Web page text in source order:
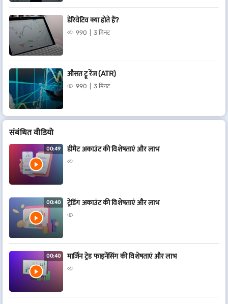
डेरिवेटिव क्या होते हैं?
990 3 मिनट
औसत ट्रू रेंज (ATR)
990 3 मिनट
संबं​धित वीडियो
00:49 डीमैट अकाउंट की विशेषताएं और लाभ
00:40 ट्रेडिंग अकाउंट की विशेषताएं और लाभ
00:40 मार्जिन ट्रेड फाइनेंसिंग की विशेषताएं और लाभ